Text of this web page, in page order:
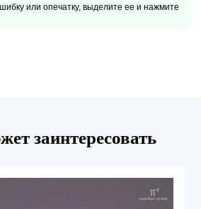
или опечатку, выделите ее и нажмите
заинтересовать